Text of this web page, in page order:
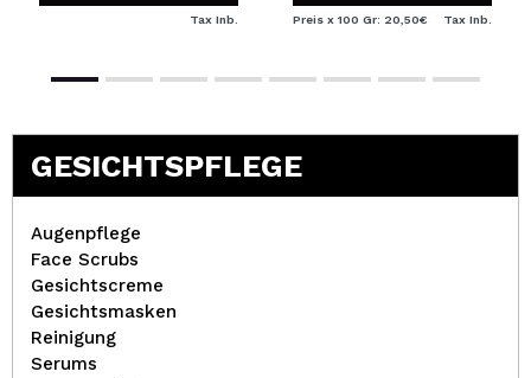
Tax Inb. Preis x 100 Gr: 20,50€ Tax Inb.
GESICHTSPFLEGE
Augenpflege
Face Scrubs
Gesichtscreme
Gesichtsmasken
Reinigung
Serums